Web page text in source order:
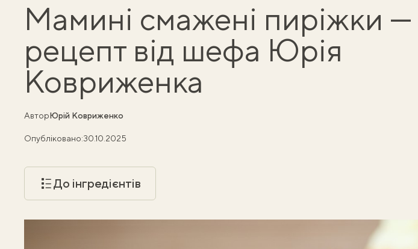
Мамині смажені пиріжки —
рецепт від шефа Юрія
Ковриженка
АвторЮрій Ковриженко
Опубліковано:30.10.2025
До інгредієнтів